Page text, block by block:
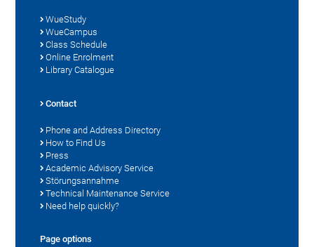
WueStudy
WueCampus
Class Schedule
Online Enrolment
Library Catalogue
Contact
Phone and Address Directory
How to Find Us
Press
Academic Advisory Service
Störungsannahme
Technical Maintenance Service
Need help quickly?
Page options